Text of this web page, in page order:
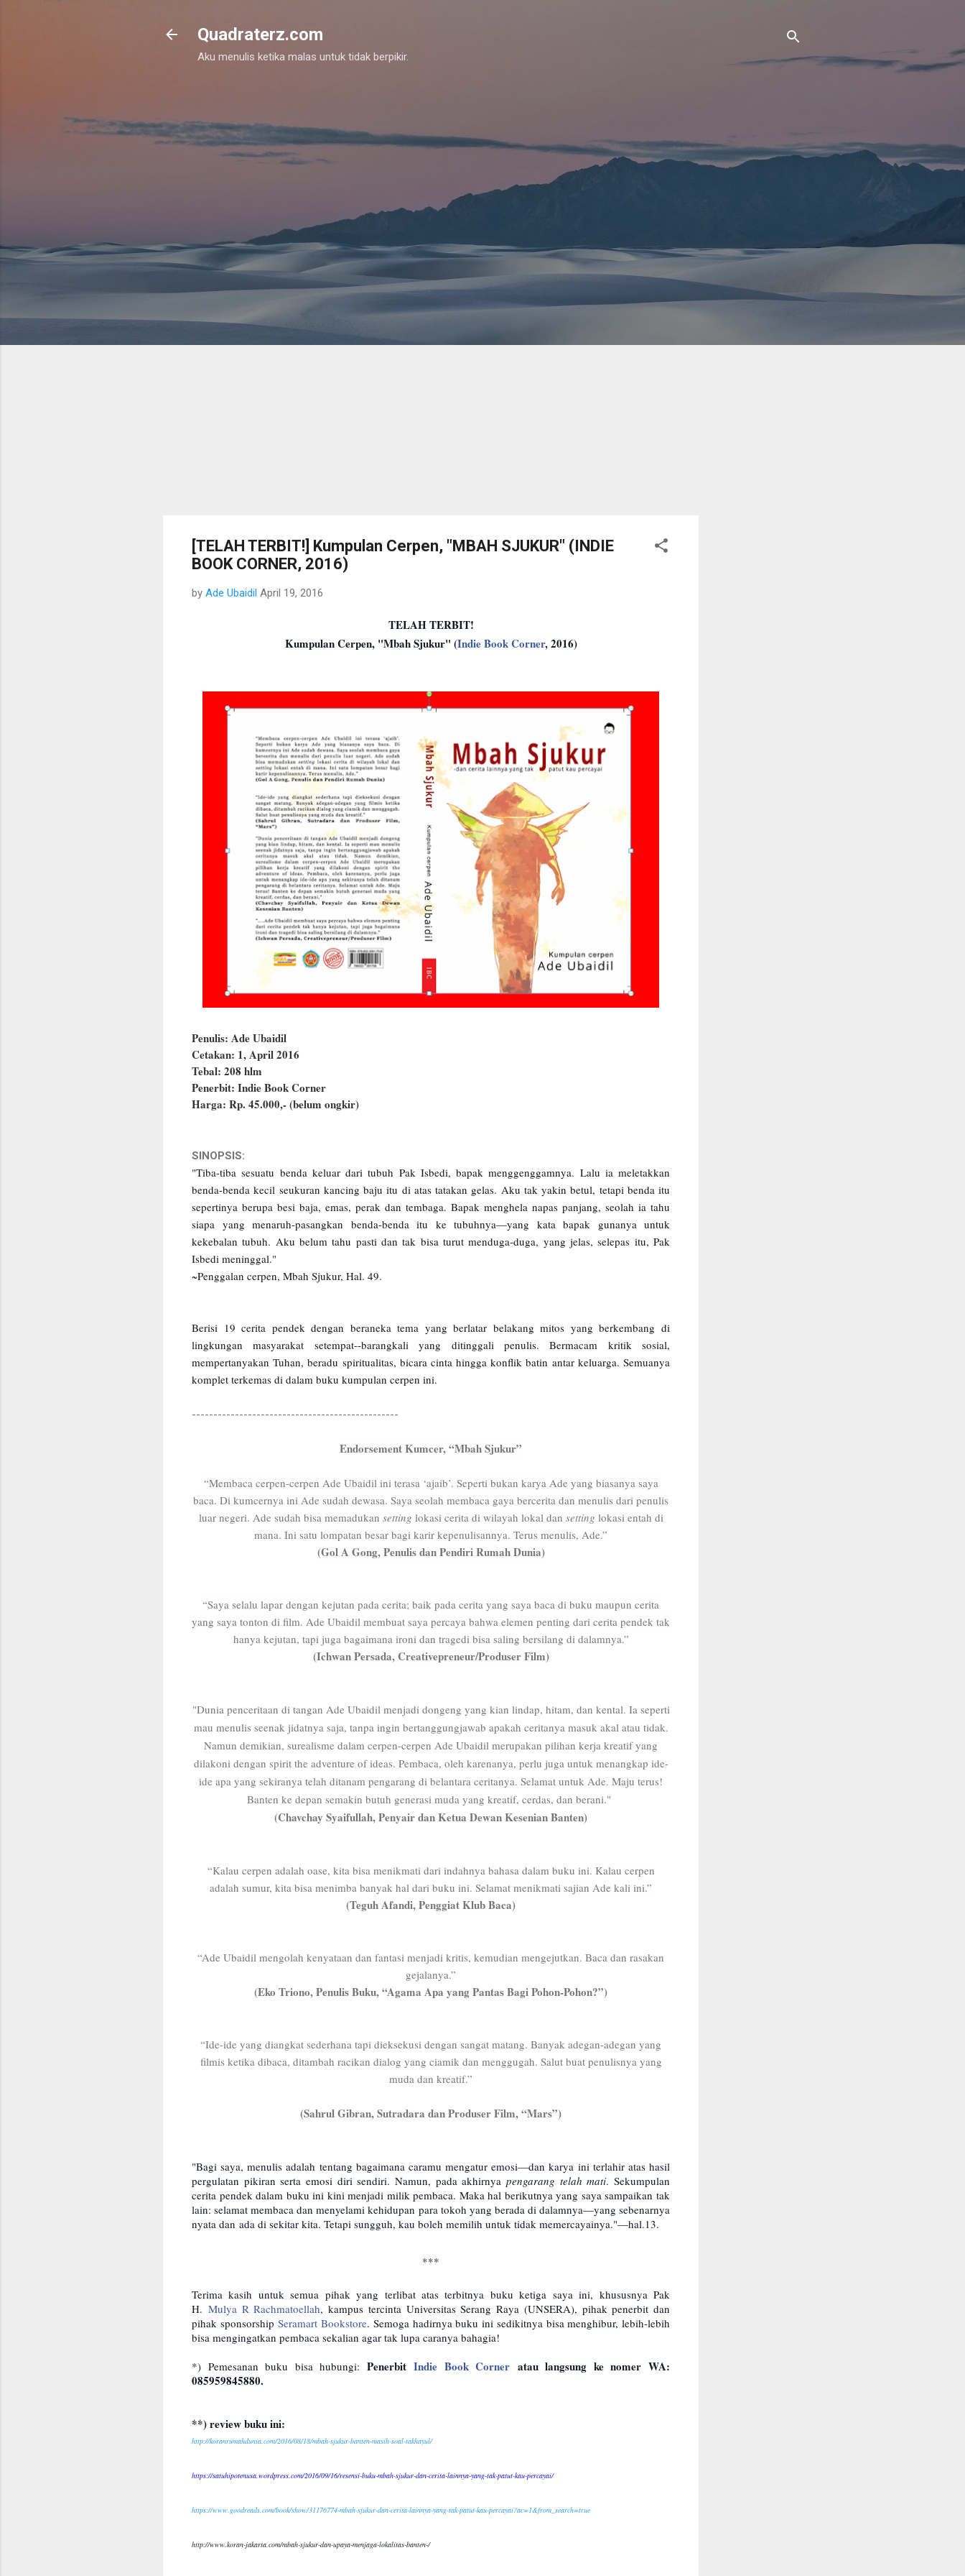
Quadraterz.com
Aku menulis ketika malas untuk tidak berpikir.
[TELAH TERBIT!] Kumpulan Cerpen, "MBAH SJUKUR" (INDIE
BOOK CORNER, 2016)
by Ade Ubaidil April 19, 2016
TELAH TERBIT!
Kumpulan Cerpen, "Mbah Sjukur" (Indie Book Corner, 2016)
Penulis: Ade Ubaidil
Cetakan: 1, April 2016
Tebal: 208 hlm
Penerbit: Indie Book Corner
Harga: Rp. 45.000,- (belum ongkir)
SINOPSIS:
"Tiba-tiba sesuatu benda keluar dari tubuh Pak Isbedi, bapak menggenggamnya. Lalu ia meletakkan
benda-benda kecil seukuran kancing baju itu di atas tatakan gelas. Aku tak yakin betul, tetapi benda itu
sepertinya berupa besi baja, emas, perak dan tembaga. Bapak menghela napas panjang, seolah ia tahu
siapa yang menaruh-pasangkan benda-benda itu ke tubuhnya—yang kata bapak gunanya untuk
kekebalan tubuh. Aku belum tahu pasti dan tak bisa turut menduga-duga, yang jelas, selepas itu, Pak
Isbedi meninggal."
~Penggalan cerpen, Mbah Sjukur, Hal. 49.
Berisi 19 cerita pendek dengan beraneka tema yang berlatar belakang mitos yang berkembang di
lingkungan masyarakat setempat--barangkali yang ditinggali penulis. Bermacam kritik sosial,
mempertanyakan Tuhan, beradu spiritualitas, bicara cinta hingga konflik batin antar keluarga. Semuanya
komplet terkemas di dalam buku kumpulan cerpen ini.
------------------------------------------------
Endorsement Kumcer, “Mbah Sjukur”
“Membaca cerpen-cerpen Ade Ubaidil ini terasa ‘ajaib’. Seperti bukan karya Ade yang biasanya saya
baca. Di kumcernya ini Ade sudah dewasa. Saya seolah membaca gaya bercerita dan menulis dari penulis
luar negeri. Ade sudah bisa memadukan setting lokasi cerita di wilayah lokal dan setting lokasi entah di
mana. Ini satu lompatan besar bagi karir kepenulisannya. Terus menulis, Ade.”
(Gol A Gong, Penulis dan Pendiri Rumah Dunia)
“Saya selalu lapar dengan kejutan pada cerita; baik pada cerita yang saya baca di buku maupun cerita
yang saya tonton di film. Ade Ubaidil membuat saya percaya bahwa elemen penting dari cerita pendek tak
hanya kejutan, tapi juga bagaimana ironi dan tragedi bisa saling bersilang di dalamnya.”
(Ichwan Persada, Creativepreneur/Produser Film)
"Dunia penceritaan di tangan Ade Ubaidil menjadi dongeng yang kian lindap, hitam, dan kental. Ia seperti
mau menulis seenak jidatnya saja, tanpa ingin bertanggungjawab apakah ceritanya masuk akal atau tidak.
Namun demikian, surealisme dalam cerpen-cerpen Ade Ubaidil merupakan pilihan kerja kreatif yang
dilakoni dengan spirit the adventure of ideas. Pembaca, oleh karenanya, perlu juga untuk menangkap ide-
ide apa yang sekiranya telah ditanam pengarang di belantara ceritanya. Selamat untuk Ade. Maju terus!
Banten ke depan semakin butuh generasi muda yang kreatif, cerdas, dan berani."
(Chavchay Syaifullah, Penyair dan Ketua Dewan Kesenian Banten)
“Kalau cerpen adalah oase, kita bisa menikmati dari indahnya bahasa dalam buku ini. Kalau cerpen
adalah sumur, kita bisa menimba banyak hal dari buku ini. Selamat menikmati sajian Ade kali ini.”
(Teguh Afandi, Penggiat Klub Baca)
“Ade Ubaidil mengolah kenyataan dan fantasi menjadi kritis, kemudian mengejutkan. Baca dan rasakan
gejalanya.”
(Eko Triono, Penulis Buku, “Agama Apa yang Pantas Bagi Pohon-Pohon?”)
“Ide-ide yang diangkat sederhana tapi dieksekusi dengan sangat matang. Banyak adegan-adegan yang
filmis ketika dibaca, ditambah racikan dialog yang ciamik dan menggugah. Salut buat penulisnya yang
muda dan kreatif.”
(Sahrul Gibran, Sutradara dan Produser Film, “Mars”)
"Bagi saya, menulis adalah tentang bagaimana caramu mengatur emosi—dan karya ini terlahir atas hasil
pergulatan pikiran serta emosi diri sendiri. Namun, pada akhirnya pengarang telah mati. Sekumpulan
cerita pendek dalam buku ini kini menjadi milik pembaca. Maka hal berikutnya yang saya sampaikan tak
lain: selamat membaca dan menyelami kehidupan para tokoh yang berada di dalamnya—yang sebenarnya
nyata dan ada di sekitar kita. Tetapi sungguh, kau boleh memilih untuk tidak memercayainya."—hal.13.
***
Terima kasih untuk semua pihak yang terlibat atas terbitnya buku ketiga saya ini, khususnya Pak
H. Mulya R Rachmatoellah, kampus tercinta Universitas Serang Raya (UNSERA), pihak penerbit dan
pihak sponsorshipSeramart Bookstore. Semoga hadirnya buku ini sedikitnya bisa menghibur, lebih-lebih
bisa mengingatkan pembaca sekalian agar tak lupa caranya bahagia!
*) Pemesanan buku bisa hubungi: PenerbitIndie Book Corner atau langsung ke nomer WA:
085959845880.
**) review buku ini:
http://koranrumahdunia.com/2016/08/18/mbah-sjukur-banten-masih-soal-takhayul/
https://satuhipotenusa.wordpress.com/2016/09/16/resensi-buku-mbah-sjukur-dan-cerita-lainnya-yang-tak-patut-kau-percayai/
https://www.goodreads.com/book/show/31176774-mbah-sjukur-dan-cerita-lainnya-yang-tak-patut-kau-percayai?ac=1&from_search=true
http://www.koran-jakarta.com/mbah-sjukur-dan-upaya-menjaga-lokalitas-banten-/